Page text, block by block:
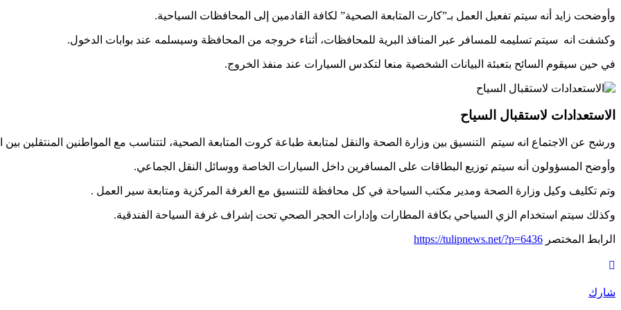
وأوضحت زايد أنه سيتم تفعيل العمل بـ”كارت المتابعة الصحية” لكافة القادمين إلى المحافظات السياحية.
وكشفت انه سيتم تسليمه للمسافر عبر المنافذ البرية للمحافظات، أثناء خروجه من المحافظة وسيسلمه عند بوابات الدخول.
في حين سيقوم السائح بتعبئة البيانات الشخصية منعا لتكدس السيارات عند منفذ الخروج.
الاستعدادات لاستقبال السياح
ورشح عن الاجتماع انه سيتم التنسيق بين وزارة الصحة والنقل لمتابعة طباعة كروت المتابعة الصحية، لتتناسب مع المواطنين المنتقلين
وأوضح المسؤولون أنه سيتم توزيع البطاقات على المسافرين داخل السيارات الخاصة ووسائل النقل الجماعي.
وتم تكليف وكيل وزارة الصحة ومدير مكتب السياحة في كل محافظة للتنسيق مع الغرفة المركزية ومتابعة سير العمل .
وكذلك سيتم استخدام الزي السياحي بكافة المطارات وإدارات الحجر الصحي تحت إشراف غرفة السياحة الفندقية.
الرابط المختصر https://tulipnews.net/?p=6436
شارك